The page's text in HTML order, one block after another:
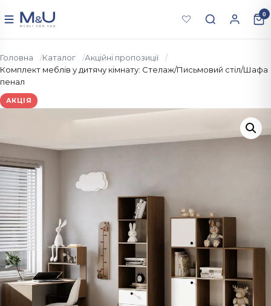
Меню 0
Головна Каталог
Акційні пропозиції
Комплект меблів у дитячу кімнату: Стелаж/Письмовий стіл/Шафа
пенал
АКЦІЯ